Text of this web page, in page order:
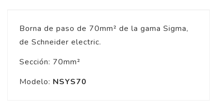
Borna de paso de 70mm² de la gama Sigma,
de Schneider electric.
Sección: 70mm²
Modelo: NSYS70